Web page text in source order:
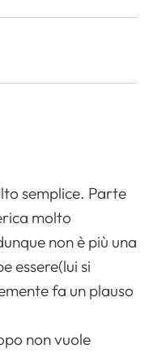
semplice. Parte
molto
non è più una
essere(lui si
fa un plauso
non vuole